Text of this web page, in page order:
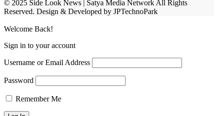
© 2025 Side Look News | Satya Media Network All Rights
Reserved. Design & Developed by JPTechnoPark
Welcome Back!
Sign in to your account
Username or Email Address
Password
Remember Me